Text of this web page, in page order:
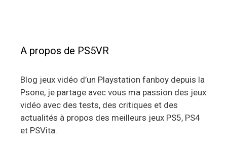
A propos de PS5VR
Blog jeux vidéo d’un Playstation fanboy depuis la
Psone, je partage avec vous ma passion des jeux
vidéo avec des tests, des critiques et des
actualités à propos des meilleurs jeux PS5, PS4
et PSVita.